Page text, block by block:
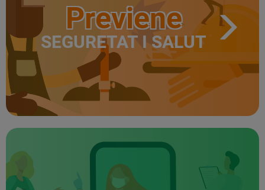
Previene
SEGURETAT I SALUT